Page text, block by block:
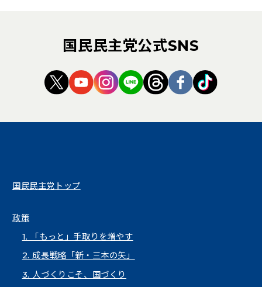
国民民主党公式SNS
（新しいタブで開く）
（新しいタブで開く）
（新しいタブで開く）
（新しいタブで開く）
（新しいタブで開
（新しいタブ
（新しい
国民民主党トップ
政策
1. 「もっと」手取りを増やす
2. 成長戦略「新・三本の矢」
3. 人づくりこそ、国づくり